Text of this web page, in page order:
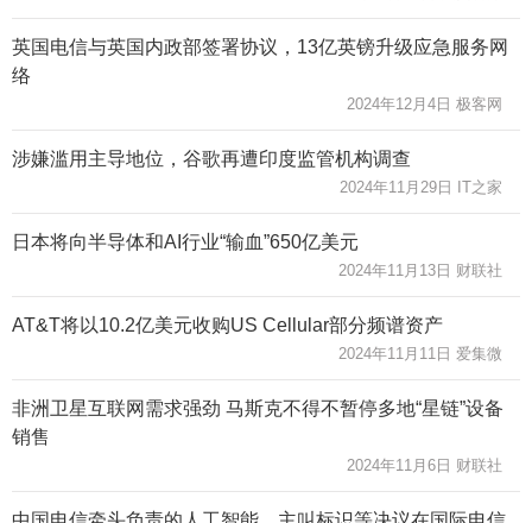
英国电信与英国内政部签署协议，13亿英镑升级应急服务网
络
2024年12月4日 极客网
涉嫌滥用主导地位，谷歌再遭印度监管机构调查
2024年11月29日 IT之家
日本将向半导体和AI行业“输血”650亿美元
2024年11月13日 财联社
AT&T将以10.2亿美元收购US Cellular部分频谱资产
2024年11月11日 爱集微
非洲卫星互联网需求强劲 马斯克不得不暂停多地“星链”设备
销售
2024年11月6日 财联社